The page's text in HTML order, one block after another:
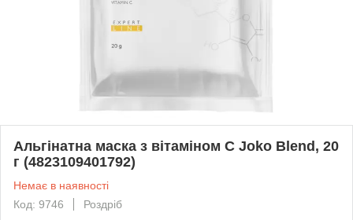
Альгінатна маска з вітаміном C Joko Blend, 20
г (4823109401792)
Немає в наявності
Код: 9746
Роздріб